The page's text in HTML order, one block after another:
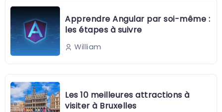
Apprendre Angular par soi-même :
les étapes à suivre
William
Les 10 meilleures attractions à
visiter à Bruxelles